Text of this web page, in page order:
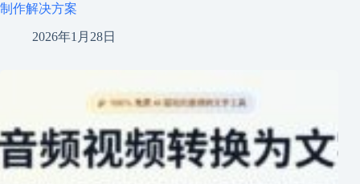
制作解决方案
2026年1月28日